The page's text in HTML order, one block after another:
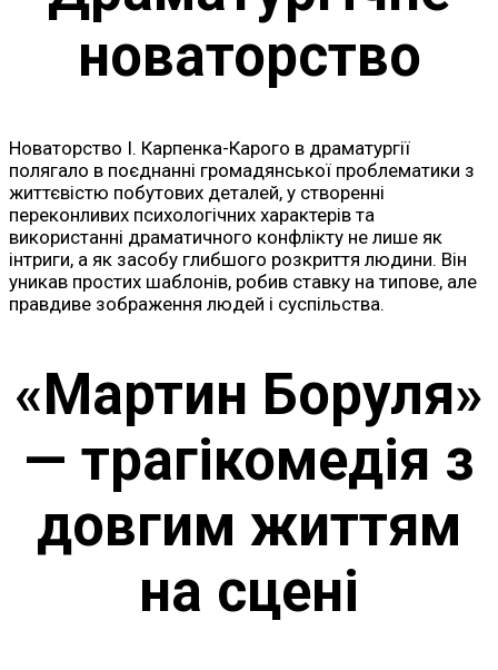
новаторство
Новаторство І. Карпенка-Карого в драматургії
полягало в поєднанні громадянської проблематики з
життєвістю побутових деталей, у створенні
переконливих психологічних характерів та
використанні драматичного конфлікту не лише як
інтриги, а як засобу глибшого розкриття людини. Він
уникав простих шаблонів, робив ставку на типове, але
правдиве зображення людей і суспільства.
«Мартин Боруля»
— трагікомедія з
довгим життям
на сцені